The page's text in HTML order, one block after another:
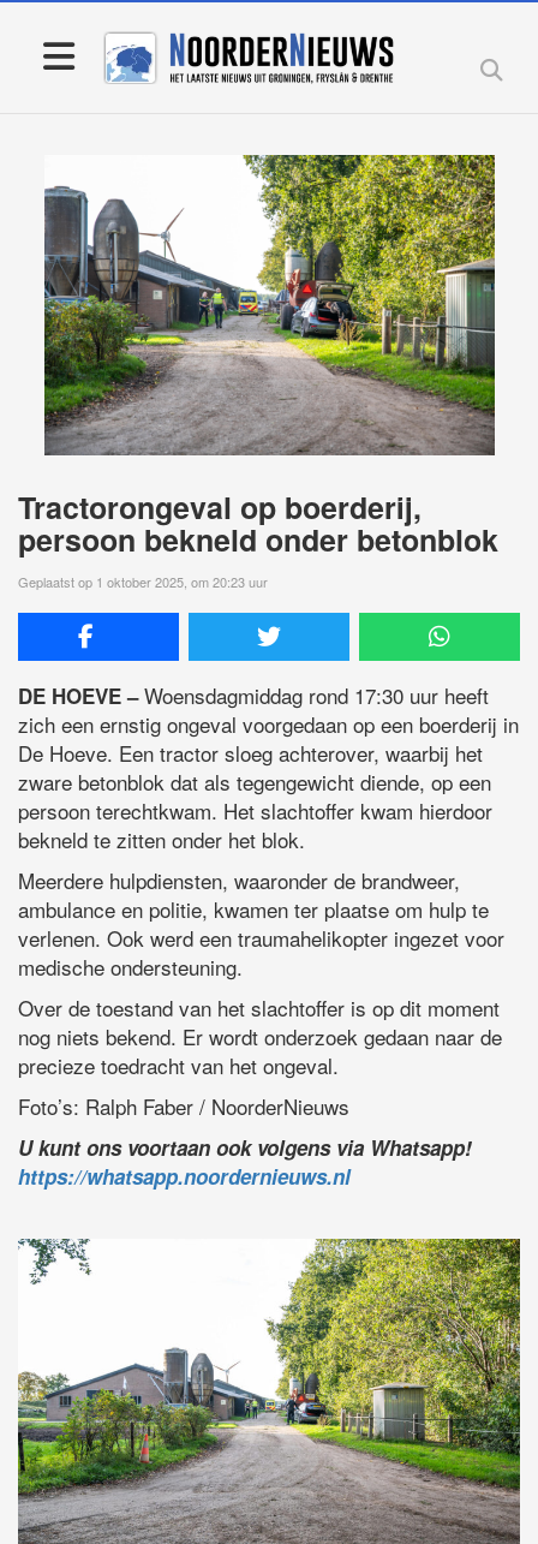
Tractorongeval op boerderij,
persoon bekneld onder betonblok
Geplaatst op 1 oktober 2025, om 20:23 uur
DE HOEVE –Woensdagmiddag rond 17:30 uur heeft
zich een ernstig ongeval voorgedaan op een boerderij in
De Hoeve. Een tractor sloeg achterover, waarbij het
zware betonblok dat als tegengewicht diende, op een
persoon terechtkwam. Het slachtoffer kwam hierdoor
bekneld te zitten onder het blok.
Meerdere hulpdiensten, waaronder de brandweer,
ambulance en politie, kwamen ter plaatse om hulp te
verlenen. Ook werd een traumahelikopter ingezet voor
medische ondersteuning.
Over de toestand van het slachtoffer is op dit moment
nog niets bekend. Er wordt onderzoek gedaan naar de
precieze toedracht van het ongeval.
Foto’s: Ralph Faber / NoorderNieuws
U kunt ons voortaan ook volgens via Whatsapp!
https://whatsapp.noordernieuws.nl